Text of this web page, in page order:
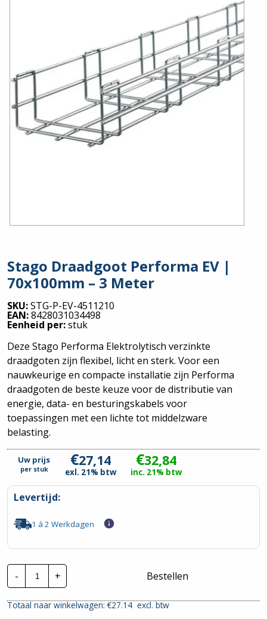
Stago Draadgoot Performa EV |
70x100mm – 3 Meter
SKU:STG-P-EV-4511210
EAN:8428031034498
Eenheid per:stuk
Deze Stago Performa Elektrolytisch verzinkte
draadgoten zijn flexibel, licht en sterk. Voor een
nauwkeurige en compacte installatie zijn Performa
draadgoten de beste keuze voor de distributie van
energie, data- en besturingskabels voor
toepassingen met een lichte tot middelzware
belasting.
Uw prijs
per stuk €27,14
exl. 21% btw
€32,84
inc. 21% btw
Levertijd:
1 á 2 Werkdagen
-
Stago
Draadgoot
Performa
|
+ Bestellen
Totaal naar winkelwagen: €27.14excl. btw